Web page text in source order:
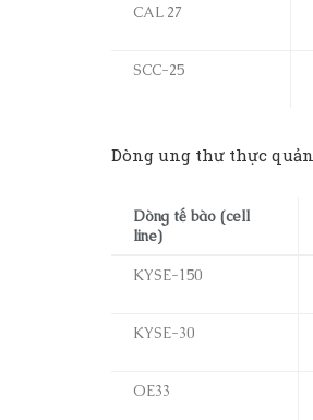
CAL 27
SCC-25
Dòng ung thư thực quản
Dòng tế bào (cell
line)
KYSE-150
KYSE-30
OE33